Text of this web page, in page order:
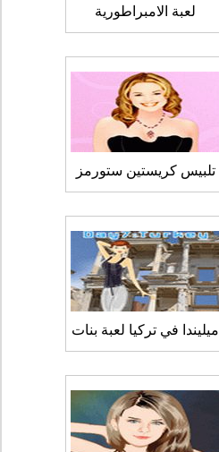
لعبة الامبراطورية
تلبيس كريستين ستورمز
ميليندا في تركيا لعبة بنات